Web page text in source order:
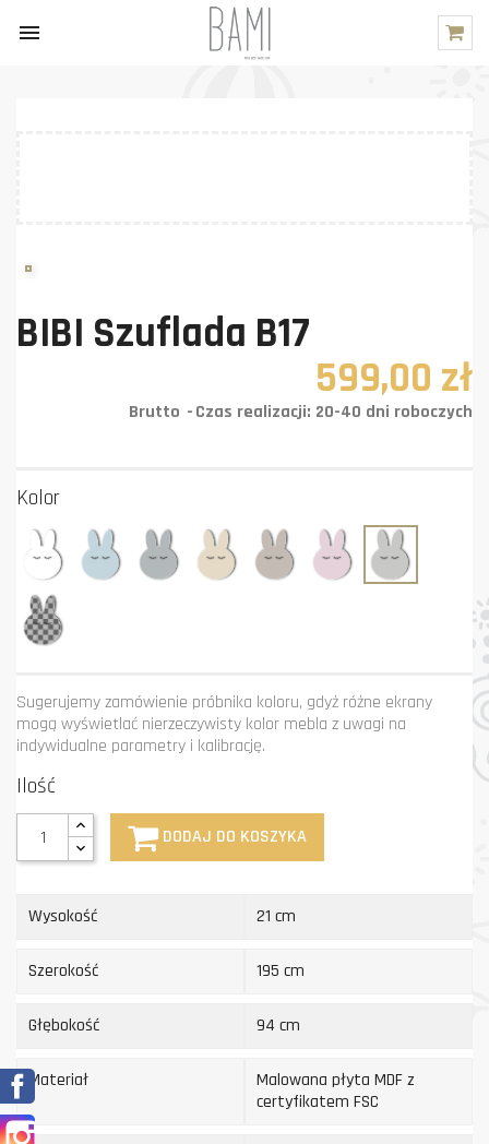

BIBI Szuflada B17
599,00 zł
Brutto Czas realizacji: 20-40 dni roboczych
Kolor
Biały Błękit Grafit Krem Mastik Róż
Sugerujemy zamówienie próbnika koloru, gdyż różne ekrany
mogą wyświetlać nierzeczywisty kolor mebla z uwagi na
indywidualne parametry i kalibrację.
Ilość
DODAJ DO KOSZYKA
Wysokość 21 cm
Szerokość 195 cm
Głębokość 94 cm
Materiał
Malowana płyta MDF z
certyfikatem FSC
Facebook